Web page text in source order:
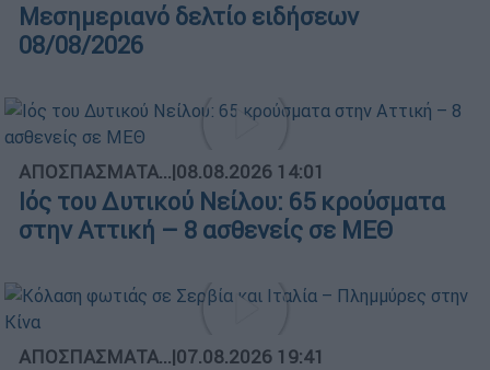
Μεσημεριανό δελτίο ειδήσεων
08/08/2026
ΑΠΟΣΠΑΣΜΑΤΑ...|08.08.2026 14:01
Ιός του Δυτικού Νείλου: 65 κρούσματα
στην Αττική – 8 ασθενείς σε ΜΕΘ
ΑΠΟΣΠΑΣΜΑΤΑ...|07.08.2026 19:41